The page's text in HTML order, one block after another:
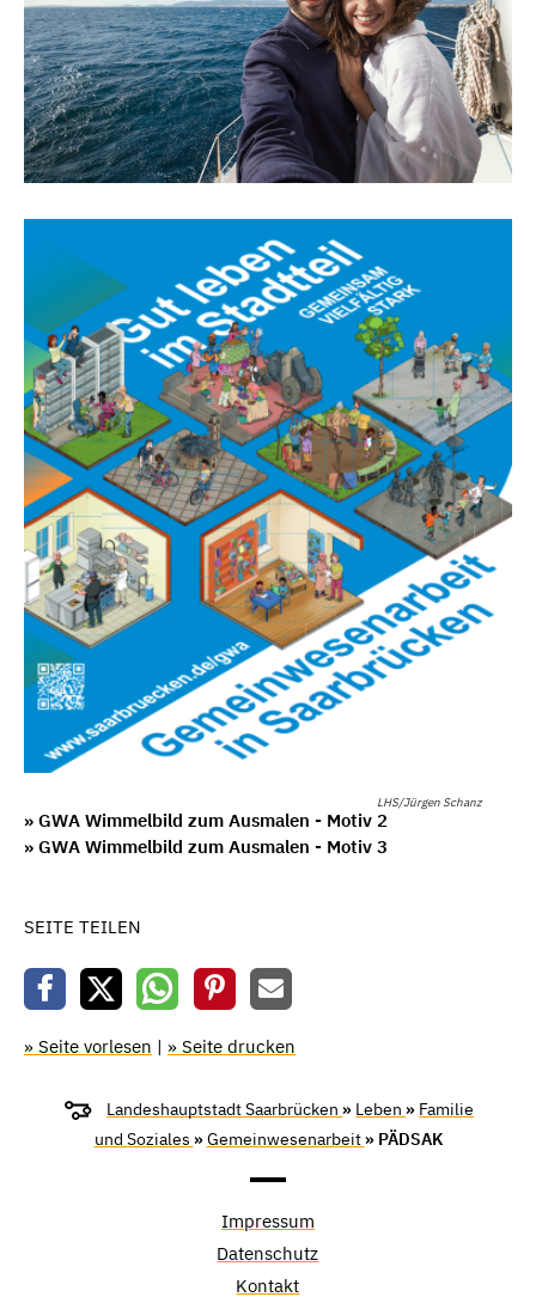
LHS/Jürgen Schanz
» GWA Wimmelbild zum Ausmalen - Motiv 2
» GWA Wimmelbild zum Ausmalen - Motiv 3
SEITE TEILEN
» Seite vorlesen | » Seite drucken
Landeshauptstadt Saarbrücken » Leben » Familie
und Soziales »Gemeinwesenarbeit » PÄDSAK
Impressum
Datenschutz
Kontakt